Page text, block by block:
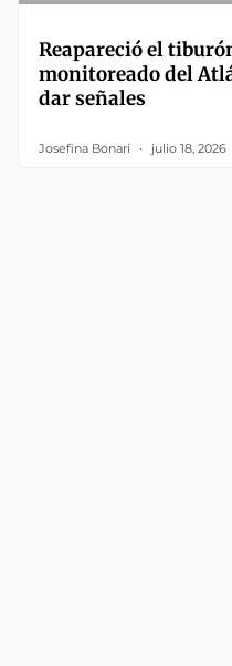
Reapareció el
monitoreado del
dar señales
Josefina Bonari julio 18, 2026